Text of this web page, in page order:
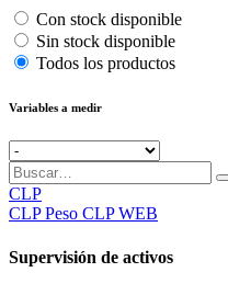
Con stock disponible
Sin stock disponible
Todos los productos
Variables a medir
CLP
CLP Peso CLP WEB
Supervisión de activos